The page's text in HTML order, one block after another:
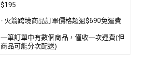
$195
- 火箭跨境商品訂單價格超過$690免運費
一筆訂單中有數個商品，僅收一次運費(但
商品可能分次配送)